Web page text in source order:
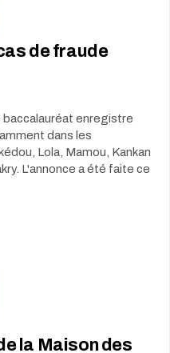
de fraude
baccalauréat enregistre
dans les
Lola, Mamou, Kankan
L'annonce a été faite ce
la Maison des